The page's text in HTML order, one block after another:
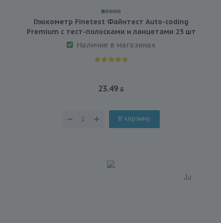
Глюкометр Finetest Файнтест Auto-coding
Premium с тест-полосками и ланцетами 25 шт
Наличие в магазинах
23.49
В корзину